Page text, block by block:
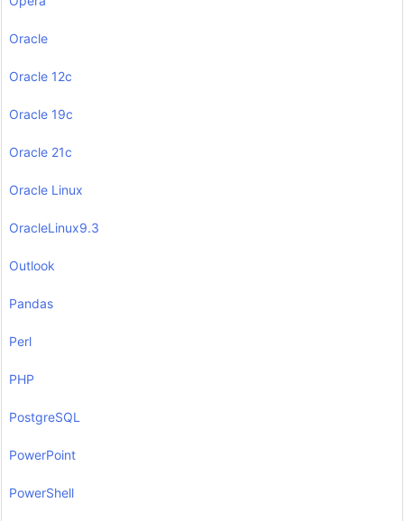
Oracle
Oracle 12c
Oracle 19c
Oracle 21c
Oracle Linux
OracleLinux9.3
Outlook
Pandas
Perl
PHP
PostgreSQL
PowerPoint
PowerShell